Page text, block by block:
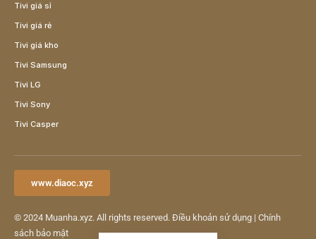
Tivi giá sỉ
Tivi giá rẻ
Tivi giá kho
Tivi Samsung
Tivi LG
Tivi Sony
Tivi Casper
www.diaoc.xyz
© 2024 Muanha.xyz. All rights reserved. Điều khoản sử dụng | Chính
sách bảo mật